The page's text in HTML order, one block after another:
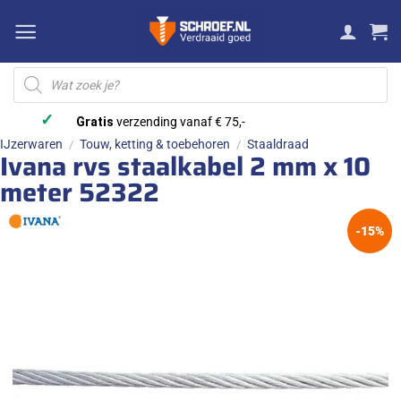
naar
inhoud
Producten
zoeken
✓ Gratis verzending vanaf € 75,-
IJzerwaren / Touw, ketting & toebehoren / Staaldraad
Ivana rvs staalkabel 2 mm x 10
meter 52322
-15%